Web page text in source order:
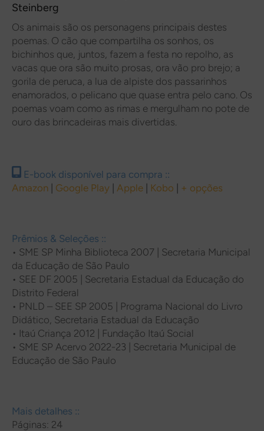
Steinberg
Os animais são os personagens principais destes
poemas. O cão que compartilha os sonhos, os
bichinhos que, juntos, fazem a festa no repolho, as
vacas que ora são muito prosas, ora vão pro brejo; a
gorila de peruca, a lua de alpiste dos passarinhos
enamorados, o pelicano que quase entra pelo cano. Os
poemas voam como as rimas e mergulham no pote de
ouro das brincadeiras mais divertidas.
E-book disponível para compra ::
Amazon
Google Play Apple Kobo + opções
Prêmios & Seleções ::
• SME SP Minha Biblioteca 2007 | Secretaria Municipal
da Educação de São Paulo
• SEE DF 2005 | Secretaria Estadual da Educação do
Distrito Federal
• PNLD – SEE SP 2005 | Programa Nacional do Livro
Didático, Secretaria Estadual da Educação
• Itaú Criança 2012 | Fundação Itaú Social
• SME SP Acervo 2022-23 | Secretaria Municipal de
Educação de São Paulo
Mais detalhes ::
Páginas: 24